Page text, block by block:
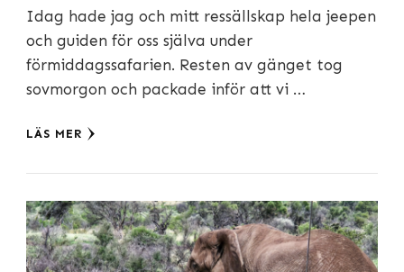
Idag hade jag och mitt ressällskap hela jeepen
och guiden för oss själva under
förmiddagssafarien. Resten av gänget tog
sovmorgon och packade inför att vi …
LÄS MER